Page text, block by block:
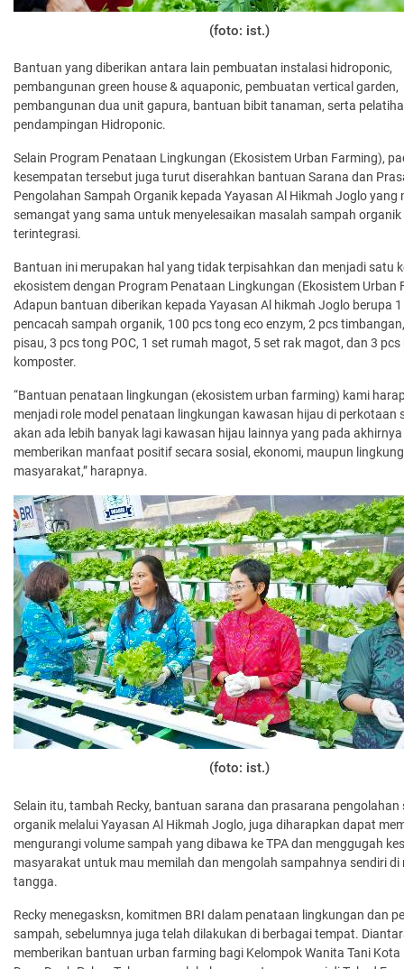
(foto: ist.)
Bantuan yang diberikan antara lain pembuatan instalasi hidroponic,
pembangunan green house & aquaponic, pembuatan vertical garden,
pembangunan dua unit gapura, bantuan bibit tanaman, serta
pendampingan Hidroponic.
Selain Program Penataan Lingkungan (Ekosistem Urban Farming),
kesempatan tersebut juga turut diserahkan bantuan Sarana dan
Pengolahan Sampah Organik kepada Yayasan Al Hikmah Joglo yang
semangat yang sama untuk menyelesaikan masalah sampah organik
terintegrasi.
Bantuan ini merupakan hal yang tidak terpisahkan dan menjadi satu
ekosistem dengan Program Penataan Lingkungan (Ekosistem Urban
Adapun bantuan diberikan kepada Yayasan Al hikmah Joglo berupa
pencacah sampah organik, 100 pcs tong eco enzym, 2 pcs
pisau, 3 pcs tong POC, 1 set rumah magot, 5 set rak magot, dan 3 pcs
komposter.
“Bantuan penataan lingkungan (ekosistem urban farming) kami
menjadi role model penataan lingkungan kawasan hijau di perkotaan
akan ada lebih banyak lagi kawasan hijau lainnya yang pada
memberikan manfaat positif secara sosial, ekonomi, maupun
masyarakat,” harapnya.
(foto: ist.)
Selain itu, tambah Recky, bantuan sarana dan prasarana pengolahan
organik melalui Yayasan Al Hikmah Joglo, juga diharapkan dapat
mengurangi volume sampah yang dibawa ke TPA dan menggugah
masyarakat untuk mau memilah dan mengolah sampahnya sendiri di
tangga.
Recky menegasksn, komitmen BRI dalam penataan lingkungan dan
sampah, sebelumnya juga telah dilakukan di berbagai tempat.
memberikan bantuan urban farming bagi Kelompok Wanita Tani Kota